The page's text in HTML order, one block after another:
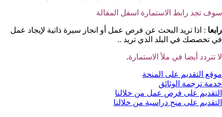
سوف تجد رابط الاستمارة اسفل المقالة
رابعا : اذا تريد البحث عن فرص عمل أو انجاز سيرة ذاتية لإيجاد عمل
في تخصصك في البلد الذي تريد ..
لا تتردد أيضا في ملأ الاستمارة.
موقع التقديم على المنحة
خدمة ترجمة الوثائق
التقديم على فرص عمل من خلالنا
التقديم على منح دراسية من خلالنا